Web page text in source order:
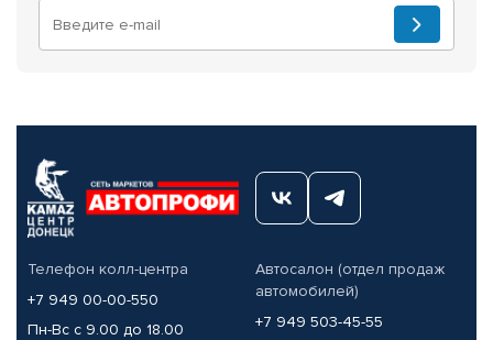
Телефон колл-центра
+7 949 00-00-550
Пн-Вс с 9.00 до 18.00
Автосалон (отдел продаж
автомобилей)
+7 949 503-45-55